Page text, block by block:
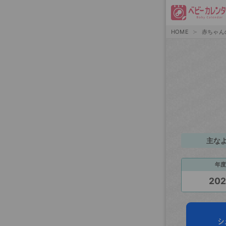
HOME 赤ちゃん
主な
年度
シ